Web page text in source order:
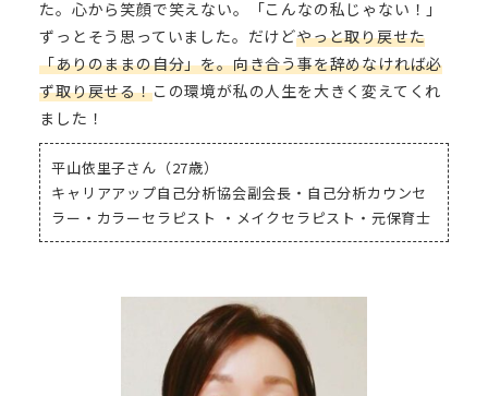
た。心から笑顔で笑えない。「こんなの私じゃない！」
ずっとそう思っていました。だけどやっと取り戻せた
「ありのままの自分」を。向き合う事を辞めなければ必
ず取り戻せる！この環境が私の人生を大きく変えてくれ
ました！
平山依里子さん（27歳）
キャリアアップ自己分析協会副会長・自己分析カウンセ
ラー・カラーセラピスト ・メイクセラピスト・元保育士